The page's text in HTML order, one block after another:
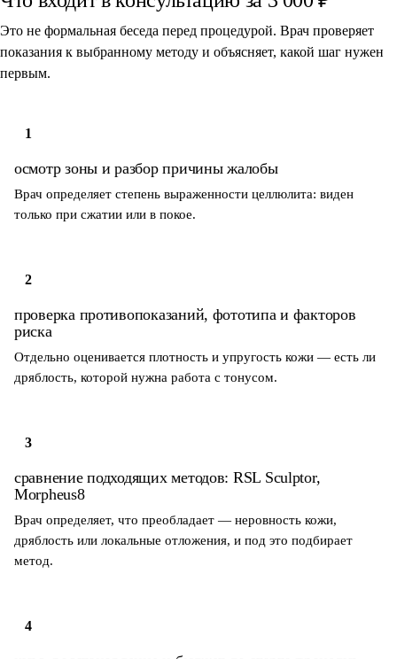
Это не формальная беседа перед процедурой. Врач проверяет
показания к выбранному методу и объясняет, какой шаг нужен
первым.
1
осмотр зоны и разбор причины жалобы
Врач определяет степень выраженности целлюлита: виден
только при сжатии или в покое.
2
проверка противопоказаний, фототипа и факторов
риска
Отдельно оценивается плотность и упругость кожи — есть ли
дряблость, которой нужна работа с тонусом.
3
сравнение подходящих методов: RSL Sculptor,
Morpheus8
Врач определяет, что преобладает — неровность кожи,
дряблость или локальные отложения, и под это подбирает
метод.
4